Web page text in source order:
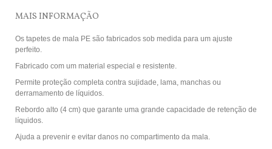
MAIS INFORMAÇÃO
Os tapetes de mala PE são fabricados sob medida para um ajuste
perfeito.
Fabricado com um material especial e resistente.
Permite proteção completa contra sujidade, lama, manchas ou
derramamento de líquidos.
Rebordo alto (4 cm) que garante uma grande capacidade de retenção de
líquidos.
Ajuda a prevenir e evitar danos no compartimento da mala.